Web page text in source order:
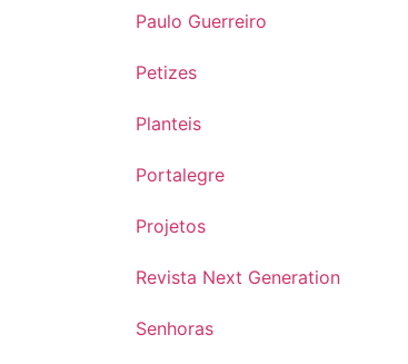
Paulo Guerreiro
Petizes
Planteis
Portalegre
Projetos
Revista Next Generation
Senhoras